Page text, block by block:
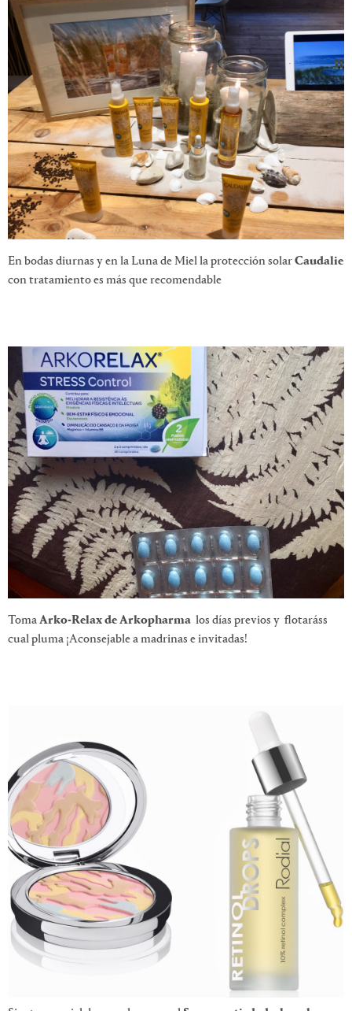
En bodas diurnas y en la Luna de Miel la protección solarCaudalie
con tratamiento es más que recomendable
TomaArko-Relax de Arkopharma los días previos y flotaráss
cual pluma ¡Aconsejable a madrinas e invitadas!